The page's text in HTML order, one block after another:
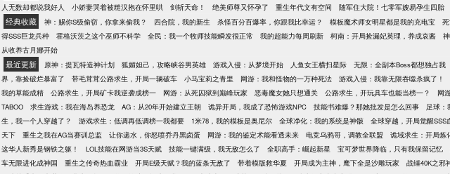
人无数却都说我好人
小娇妻哭着被糙汉抱在怀里哄 剑斩天命！ 绝美师尊又怀孕了 重生年代文有空间 随军住大院！七零军嫂易孕生四胎
经典收藏 神：赐你S级偷窃，你拿来偷我？ 四合院，我的新生 杀怪百分百爆率，你跟我比幸运？ 模板魔术师女明星都是我的充电宝
得SSS巨龙兵种
霍格沃茨之这个巫师不科学 全民：我一个牧师技能瞬发很正常 我的超能力每周刷新 柯南：开局捡漏妃英理，养成哀酱
从收养古月娜开始
最近更新 原神：提瓦特造神计划 狐媚妲己，攻略峡谷男英雄 游戏入侵：从梦境开始 人鱼女王横扫星际 无限：全副本Boss都想独占我
界，靠捡破烂暴富了
带毛茸茸公路求生，开局一辆破车 小马宝莉之青里 网游：我和怪物的一万种死法 游戏入侵：我靠无限吞噬杀疯了！
我的草能成精
公路求生，开局矿卡我逆袭成榜一 网游：从死囚狱到巅峰玩家 恶毒魔女她只想通关 公路求生，开玩具车也能当榜一？ 网
TABOO
求生游戏：我在海岛养恐龙 AG：从20年开始建立王朝 诡异开局，我成了恐怖游戏NPC 技能书难爆？那她批发是怎么回事 足球：
生，我一个人穿越了？
游戏求生：低调再低调榜一我都要 1米78，我的模板是奥尼尔 全球净化：我的系统是神骸 全球穿越，开局觉醒SSS
天下
重生之我在AG当赛训总监 让你递水，你怒喷乔丹黑卤蛋 网游：我的鉴定术能看透未来 电竞乌鸦哥，调教全联盟 诡域求生：开局炼
这华人新秀是钢铁之躯！
LOL技能在网游当3S天赋 技能一键满级，我无敌怎么了 全职高手：崛起新星 宝可梦世界降临，只有我保留记忆
车无限进化成神国
重生之传奇热血霸业 开局E级天赋？我的蓝条无敌了 带着模版救华夏 开局成为主神，麾下全是沙雕玩家 战锤40K之邪